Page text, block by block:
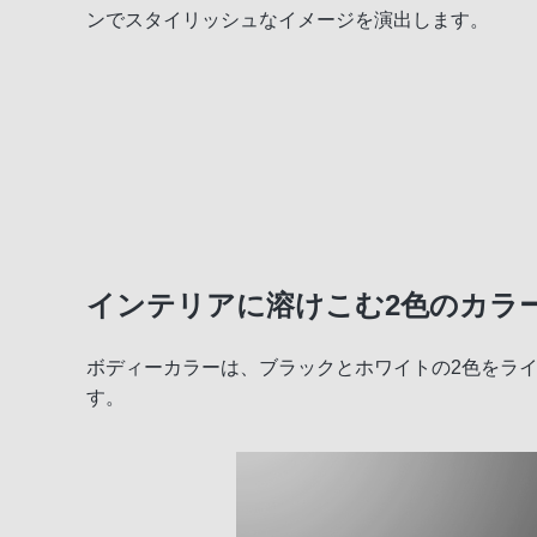
ンでスタイリッシュなイメージを演出します。
インテリアに溶けこむ2色のカラ
ボディーカラーは、ブラックとホワイトの2色をラ
す。